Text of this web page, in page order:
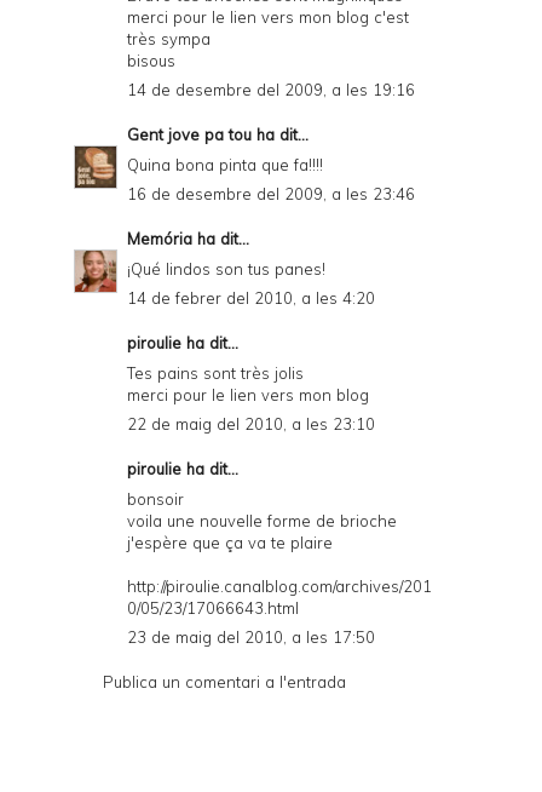
merci pour le lien vers mon blog c'est
très sympa
bisous
14 de desembre del 2009, a les 19:16
Gent jove pa tou ha dit...
Quina bona pinta que fa!!!!
16 de desembre del 2009, a les 23:46
Memória ha dit...
¡Qué lindos son tus panes!
14 de febrer del 2010, a les 4:20
piroulie ha dit...
Tes pains sont très jolis
merci pour le lien vers mon blog
22 de maig del 2010, a les 23:10
piroulie ha dit...
bonsoir
voila une nouvelle forme de brioche
j'espère que ça va te plaire
http://piroulie.canalblog.com/archives/201
0/05/23/17066643.html
23 de maig del 2010, a les 17:50
Publica un comentari a l'entrada